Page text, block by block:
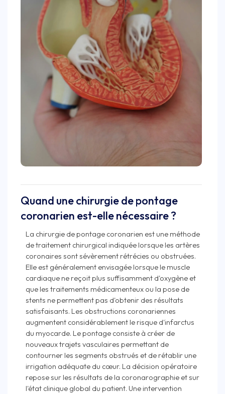
Quand une chirurgie de pontage
coronarien est-elle nécessaire ?
La chirurgie de pontage coronarien est une méthode
de traitement chirurgical indiquée lorsque les artères
coronaires sont sévèrement rétrécies ou obstruées.
Elle est généralement envisagée lorsque le muscle
cardiaque ne reçoit plus suffisamment d'oxygène et
que les traitements médicamenteux ou la pose de
stents ne permettent pas d'obtenir des résultats
satisfaisants. Les obstructions coronariennes
augmentent considérablement le risque d'infarctus
du myocarde. Le pontage consiste à créer de
nouveaux trajets vasculaires permettant de
contourner les segments obstrués et de rétablir une
irrigation adéquate du cœur. La décision opératoire
repose sur les résultats de la coronarographie et sur
l'état clinique global du patient. Une intervention